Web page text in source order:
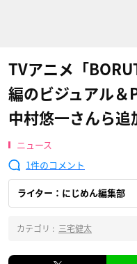
TVアニメ「
編のビジュアル＆
中村悠一さんら追
ニュース
1
ライター：にじめん編集部
カテゴリ : 三宅健太